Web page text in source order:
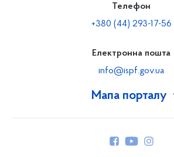
Мапа порталу
Телефон
+380 (44) 293-17-56
Електронна пошта
info@ispf.gov.ua